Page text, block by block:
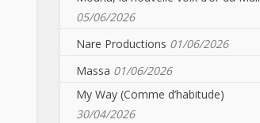
05/06/2026
Nare Productions 01/06/2026
Massa 01/06/2026
My Way (Comme d’habitude)
30/04/2026